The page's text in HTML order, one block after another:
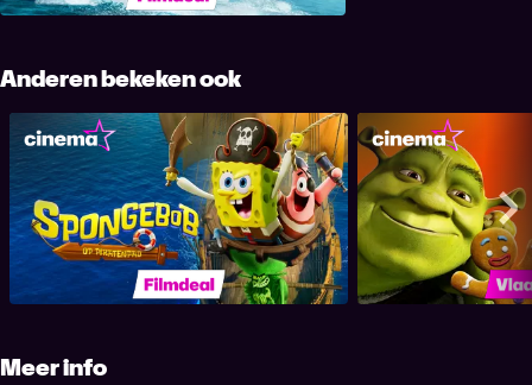
Anderen bekeken ook
Spongebob op Piratenpad Shrek
Meer info